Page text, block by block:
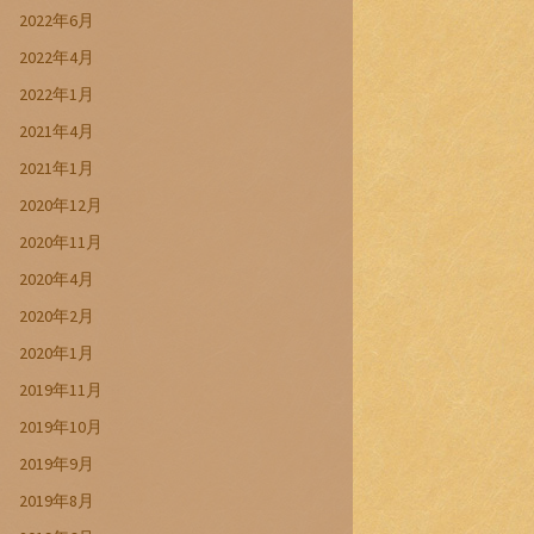
2022年6月
2022年4月
2022年1月
2021年4月
2021年1月
2020年12月
2020年11月
2020年4月
2020年2月
2020年1月
2019年11月
2019年10月
2019年9月
2019年8月